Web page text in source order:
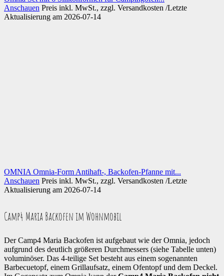
Anschauen Preis inkl. MwSt., zzgl. Versandkosten /Letzte
Aktualisierung am 2026-07-14
OMNIA Omnia-Form Antihaft-, Backofen-Pfanne mit...
Anschauen Preis inkl. MwSt., zzgl. Versandkosten /Letzte
Aktualisierung am 2026-07-14
Camp4 Maria Backofen im Wohnmobil
Der Camp4 Maria Backofen ist aufgebaut wie der Omnia, jedoch
aufgrund des deutlich größeren Durchmessers (siehe Tabelle unten)
voluminöser. Das 4-teilige Set besteht aus einem sogenannten
Barbecuetopf, einem Grillaufsatz, einem Ofentopf und dem Deckel.